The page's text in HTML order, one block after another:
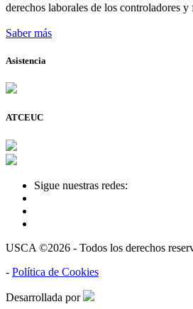
derechos laborales de los controladores
Saber más
Asistencia
ATCEUC
Sigue nuestras redes:
USCA ©2026 - Todos los derechos
- Política de Cookies
Desarrollada por